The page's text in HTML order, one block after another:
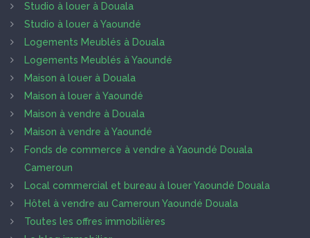
Studio à louer à Douala
Studio à louer à Yaoundé
Logements Meublés à Douala
Logements Meublés à Yaoundé
Maison à louer à Douala
Maison à louer à Yaoundé
Maison à vendre à Douala
Maison à vendre à Yaoundé
Fonds de commerce à vendre à Yaoundé Douala
Cameroun
Local commercial et bureau à louer Yaoundé Douala
Hôtel à vendre au Cameroun Yaoundé Douala
Toutes les offres immobilières